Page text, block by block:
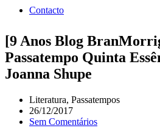
Contacto
[9 Anos Blog
Passatempo Quinta
Joanna Shupe
Literatura, Passatempos
26/12/2017
Sem Comentários